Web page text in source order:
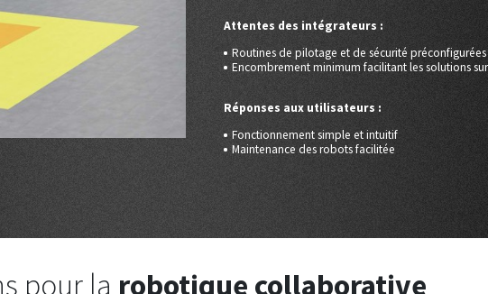
Attentes des intégrateurs :
Routines de pilotage et de sécurité préconfigurées
Encombrement minimum facilitant les solutions
Réponses aux utilisateurs :
Fonctionnement simple et intuitif
Maintenance des robots facilitée
pour la robotique collaborative